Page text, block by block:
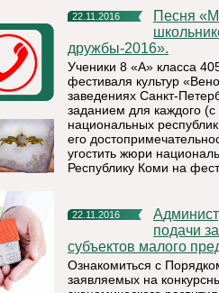
22.11.2016
Песня «Марья моль» в исполнении Санкт-Петербургских
дружбы-2016».
Ученики 8 «А» класса
фестиваля культур
заведениях Санкт-
заданием для каждого
национальных
его
угостить жюри
Республику Коми на
22.11.2016
Администрация МР «Княжпогостский» сообщает, что срок
подачи
субъектов малого
Ознакомиться с
заявляемых на